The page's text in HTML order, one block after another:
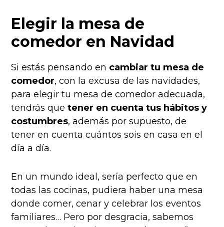
Elegir la mesa de
comedor en Navidad
Si estás pensando en cambiar tu mesa de
comedor, con la excusa de las navidades,
para elegir tu mesa de comedor adecuada,
tendrás quetener en cuenta tus hábitos y
costumbres, además por supuesto, de
tener en cuenta cuántos sois en casa en el
día a día.
En un mundo ideal, sería perfecto que en
todas las cocinas, pudiera haber una mesa
donde comer, cenar y celebrar los eventos
familiares… Pero por desgracia, sabemos